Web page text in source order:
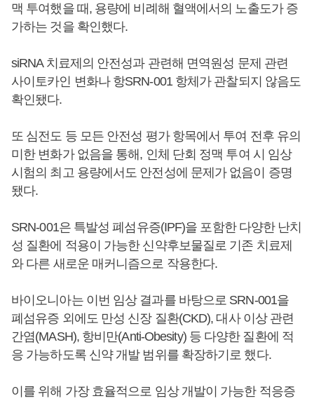
맥 투여했을 때, 용량에 비례해 혈액에서의 노출도가 증
가하는 것을 확인했다.
siRNA 치료제의 안전성과 관련해 면역원성 문제 관련
사이토카인 변화나 항SRN-001 항체가 관찰되지 않음도
확인됐다.
또 심전도 등 모든 안전성 평가 항목에서 투여 전후 유의
미한 변화가 없음을 통해, 인체 단회 정맥 투여 시 임상
시험의 최고 용량에서도 안전성에 문제가 없음이 증명
됐다.
SRN-001은 특발성 폐섬유증(IPF)을 포함한 다양한 난치
성 질환에 적용이 가능한 신약후보물질로 기존 치료제
와 다른 새로운 매커니즘으로 작용한다.
바이오니아는 이번 임상 결과를 바탕으로 SRN-001을
폐섬유증 외에도 만성 신장 질환(CKD), 대사 이상 관련
간염(MASH), 항비만(Anti-Obesity) 등 다양한 질환에 적
응 가능하도록 신약 개발 범위를 확장하기로 했다.
이를 위해 가장 효율적으로 임상 개발이 가능한 적응증